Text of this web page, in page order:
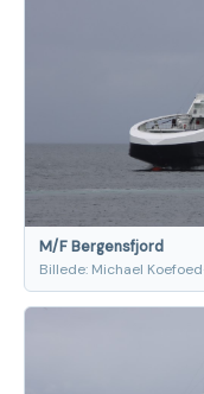
M/F Bergensfjord
Billede: Michael